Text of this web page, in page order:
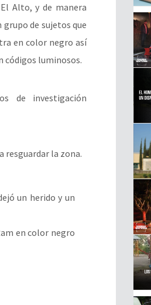
Alto, y de manera
de sujetos que
en color negro así
códigos luminosos.
de investigación
resguardar la zona.
un herido y un
en color negro